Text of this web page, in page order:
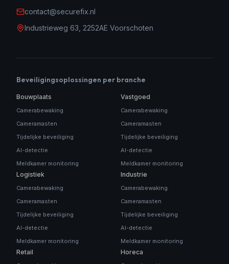
contact@securefix.nl
Industrieweg 63, 2252AE Voorschoten
Beveiligingsoplossingen per branche
Bouwplaats
Camerabewaking
Cameramasten
Tijdelijke beveiliging
AI-detectie
Meldkamer monitoring
Vastgoed
Camerabewaking
Cameramasten
Tijdelijke beveiliging
AI-detectie
Meldkamer monitoring
Logistiek
Camerabewaking
Cameramasten
Tijdelijke beveiliging
AI-detectie
Meldkamer monitoring
Industrie
Camerabewaking
Cameramasten
Tijdelijke beveiliging
AI-detectie
Meldkamer monitoring
Retail Horeca